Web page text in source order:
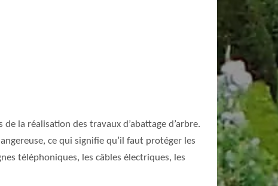
la réalisation des travaux d’abattage d’arbre.
ce qui signifie qu’il faut protéger les
téléphoniques, les câbles électriques, les